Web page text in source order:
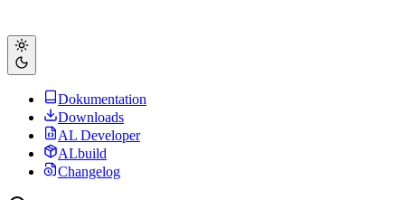
Dokumentation
Downloads
AL Developer
ALbuild
Changelog